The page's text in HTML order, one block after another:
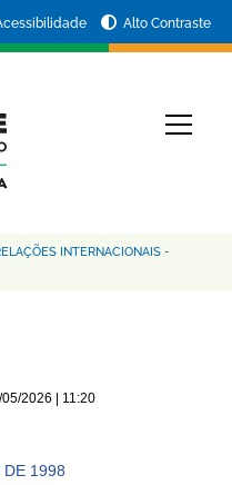
Alto Contraste
INTERNACIONAIS -
2026 | 11:20
DE 1998